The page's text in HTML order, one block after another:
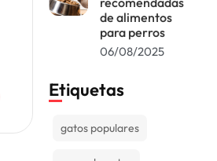
de alimentos
para perros
06/08/2025
Etiquetas
gatos populares